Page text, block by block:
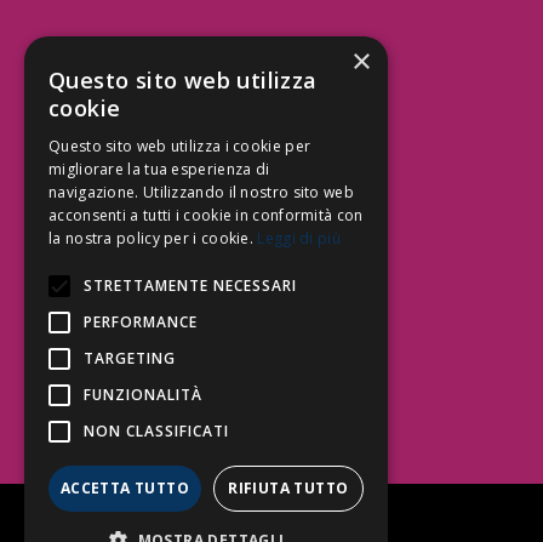
Aree Attività Civile
Tutele del Credito
Responsabilità Civile
Contrattualistica
Segui lo Studio EDG sui social.
Invia messaggio
T. 06.3232914
info@edg.legal
Privacy Policy|Cookie Policy
×
Questo sito web utilizza
cookie
Questo sito web utilizza i cookie per
migliorare la tua esperienza di
navigazione. Utilizzando il nostro sito web
acconsenti a tutti i cookie in conformità con
la nostra policy per i cookie. Leggi di più
STRETTAMENTE NECESSARI
PERFORMANCE
TARGETING
FUNZIONALITÀ
NON CLASSIFICATI
ACCETTA TUTTO RIFIUTA TUTTO